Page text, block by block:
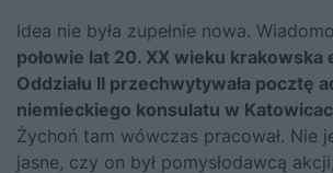
Idea nie była zupełnie nowa.
połowie lat 20. XX wieku krakowska
Oddziału II przechwytywała pocztę
niemieckiego konsulatu w
Żychoń tam wówczas pracował. Nie
jasne, czy on był pomysłodawcą